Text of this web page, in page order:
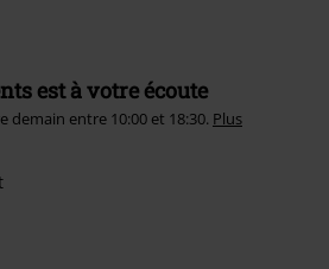
est à votre écoute
entre 10:00 et 18:30. Plus